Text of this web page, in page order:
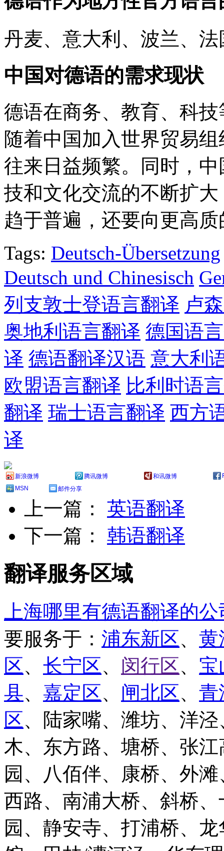
丹麦、意大利、波兰、法
中国对德语的需求现状
德语在商务、教育、科
随着中国加入世界贸易
往来日益频繁。同时，
技和文化交流的不断扩
趋于普遍，还要向更高
Tags: Deutsch-Übersetzung
Deutsch und Chinesisch
列支敦士登语言翻译 卢
奥地利语言翻译 德国语
译 德语翻译汉语 意大利
欧盟语言翻译 比利时语
翻译 瑞士语言翻译 西方
译
新浪微博 腾讯微博 和讯微博
MSN
邮件分享
上一篇： 英语翻译
下一篇： 韩语翻译
翻译服务区域
上海哪里有德语翻译的公
要服务于： 浦东新区、 黄
区、 长宁区、 闵行区、 宝
县、 嘉定区、 闸北区、 青
区、陆家嘴、潍坊、洋
木、东方路、塘桥、张
园、八佰伴、康桥、外
西路、南浦大桥、斜桥
园、静安寺、打浦桥、